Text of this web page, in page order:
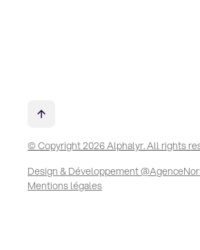
© Copyright 2026 Alphalyr. All rights
Design & Développement
Mentions légales